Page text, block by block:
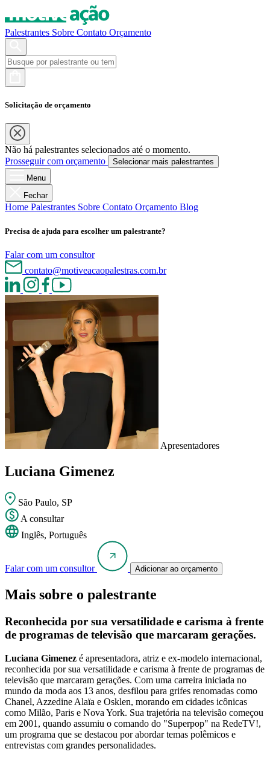
Palestrantes Sobre Contato Orçamento
Solicitação de orçamento
Não há palestrantes selecionados até o momento.
Prosseguir com orçamento
Selecionar mais palestrantes
Menu
Fechar
Home Palestrantes Sobre Contato Orçamento Blog
Precisa de ajuda para escolher um palestrante?
Falar com um consultor
contato@motiveacaopalestras.com.br
Apresentadores
Luciana Gimenez
São Paulo, SP
A consultar
Inglês, Português
Falar com um consultor Adicionar ao orçamento
Mais sobre o palestrante
Reconhecida por sua versatilidade e carisma à frente
de programas de televisão que marcaram gerações.
Luciana Gimenez é apresentadora, atriz e ex-modelo internacional,
reconhecida por sua versatilidade e carisma à frente de programas de
televisão que marcaram gerações. Com uma carreira iniciada no
mundo da moda aos 13 anos, desfilou para grifes renomadas como
Chanel, Azzedine Alaïa e Osklen, morando em cidades icônicas
como Milão, Paris e Nova York. Sua trajetória na televisão começou
em 2001, quando assumiu o comando do "Superpop" na RedeTV!,
um programa que se destacou por abordar temas polêmicos e
entrevistas com grandes personalidades.